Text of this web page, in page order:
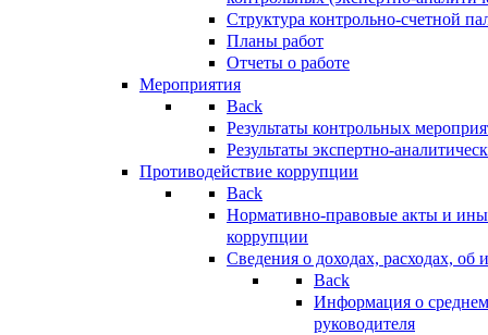
Структура контрольно-счетной
Планы работ
Отчеты о работе
Мероприятия
Back
Результаты контрольных
Результаты экспертно-
Противодействие коррупции
Back
Нормативно-правовые акты и
коррупции
Сведения о доходах, расходах, об
Back
Информация о
руководителя